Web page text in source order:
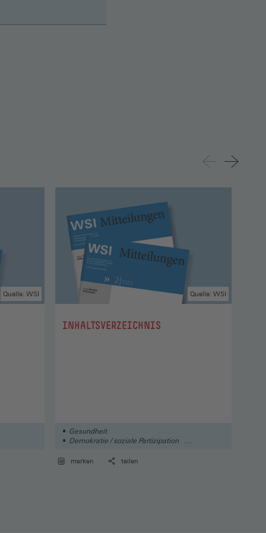
Quelle: WSI
:INHALTSVERZEICHNIS
Quelle: WSI
Gesundheit
Demokratie / soziale Partizipation
merken
teilen